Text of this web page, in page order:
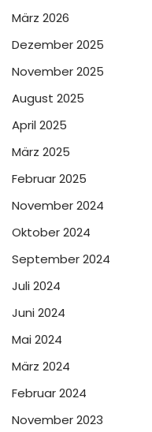
März 2026
Dezember 2025
November 2025
August 2025
April 2025
März 2025
Februar 2025
November 2024
Oktober 2024
September 2024
Juli 2024
Juni 2024
Mai 2024
März 2024
Februar 2024
November 2023